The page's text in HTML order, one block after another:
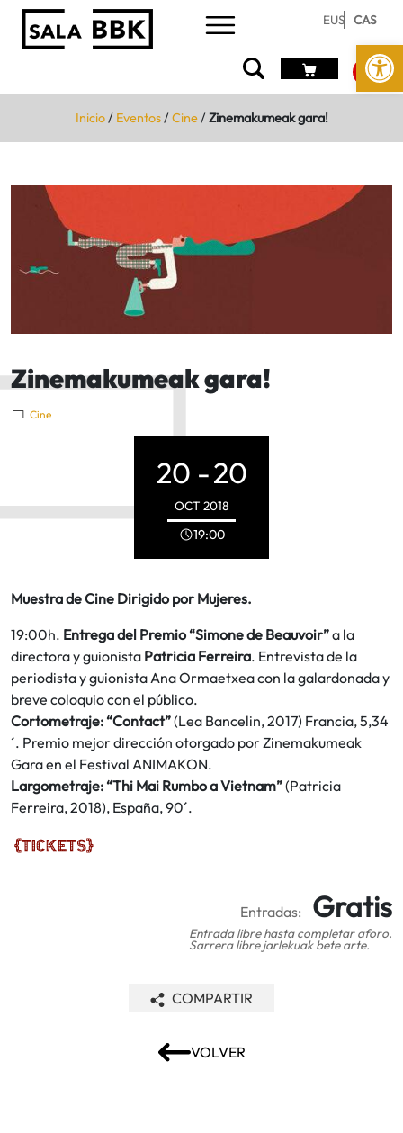
Abrir
EUS CAS
Inicio/ Eventos/Cine/Zinemakumeak gara!
Zinemakumeak gara!
Cine
20 -20
OCT 2018
19:00
Muestra de Cine Dirigido por Mujeres.
19:00h. Entrega del Premio “Simone de Beauvoir”a la
directora y guionista Patricia Ferreira. Entrevista de la
periodista y guionista Ana Ormaetxea con la galardonada y
breve coloquio con el público.
Cortometraje: “Contact”(Lea Bancelin, 2017) Francia, 5,34
´. Premio mejor dirección otorgado por Zinemakumeak
Gara en el Festival ANIMAKON.
Largometraje: “Thi Mai Rumbo a Vietnam”(Patricia
Ferreira, 2018), España, 90´.
Entradas: Gratis
Entrada libre hasta completar aforo.
Sarrera libre jarlekuak bete arte.
VOLVER
COMPARTIR